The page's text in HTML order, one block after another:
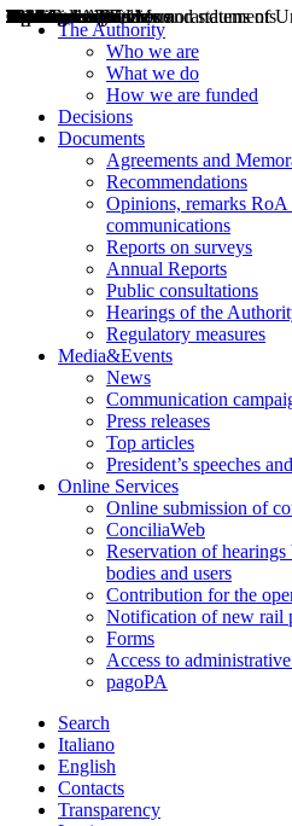
The Authority
Who we are
What we do
How we are funded
Decisions
Documents
Agreements and
Recommendations
Opinions, remarks
communications
Reports on surveys
Annual Reports
Public consultations
Hearings of the
Regulatory measures
Media&Events
News
Communication
Press releases
Top articles
President’s speeches
Online Services
Online submission of
ConciliaWeb
Reservation of
bodies and users
Contribution for the
Notification of new rail
Forms
Access to
pagoPA
Search
Italiano
English
Contacts
Transparency
Decisions
Opinions
Public consultations
Hearings
Recommendations
Agreements and Memorandums of
Relazioni annuali
Misure di regolazione
News
Press Releases
Bollettini ART
Convegni ART
President’s interviews
Top articles
President’s speeches and statements
2004
2005
2010
2013
2014
2015
2016
2017
2018
2019
202
2020
2021
2022
2023
2024
2025
2026
Aereo
Marittimo
Terrestre